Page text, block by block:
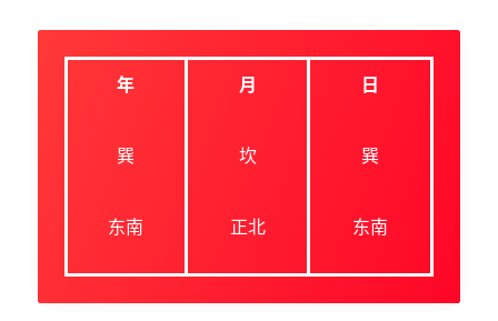
年
巽
东南
月
坎
正北
日
巽
东南